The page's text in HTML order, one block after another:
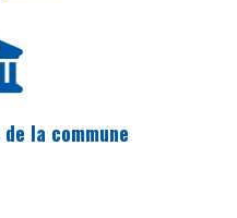
la commune